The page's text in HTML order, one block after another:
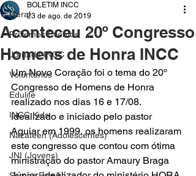
Geral
Próximos Eventos
Jornada INCC
Voluntários
Edulife
INCC Kids
Nazateen (Adolescentes)
JNI (Jovens)
Aconteceu 20º Congresso
Homens de Honra INCC
BOLETIM INCC
23 de ago. de 2019
Um Novo Coração foi o tema do 20º
Congresso de Homens de Honra
realizado nos dias 16 e 17/08.
Idealizado e iniciado pelo pastor
Aguiar em 1999, os homens realizaram
este congresso que contou com ótima
ministração do pastor Amaury Braga